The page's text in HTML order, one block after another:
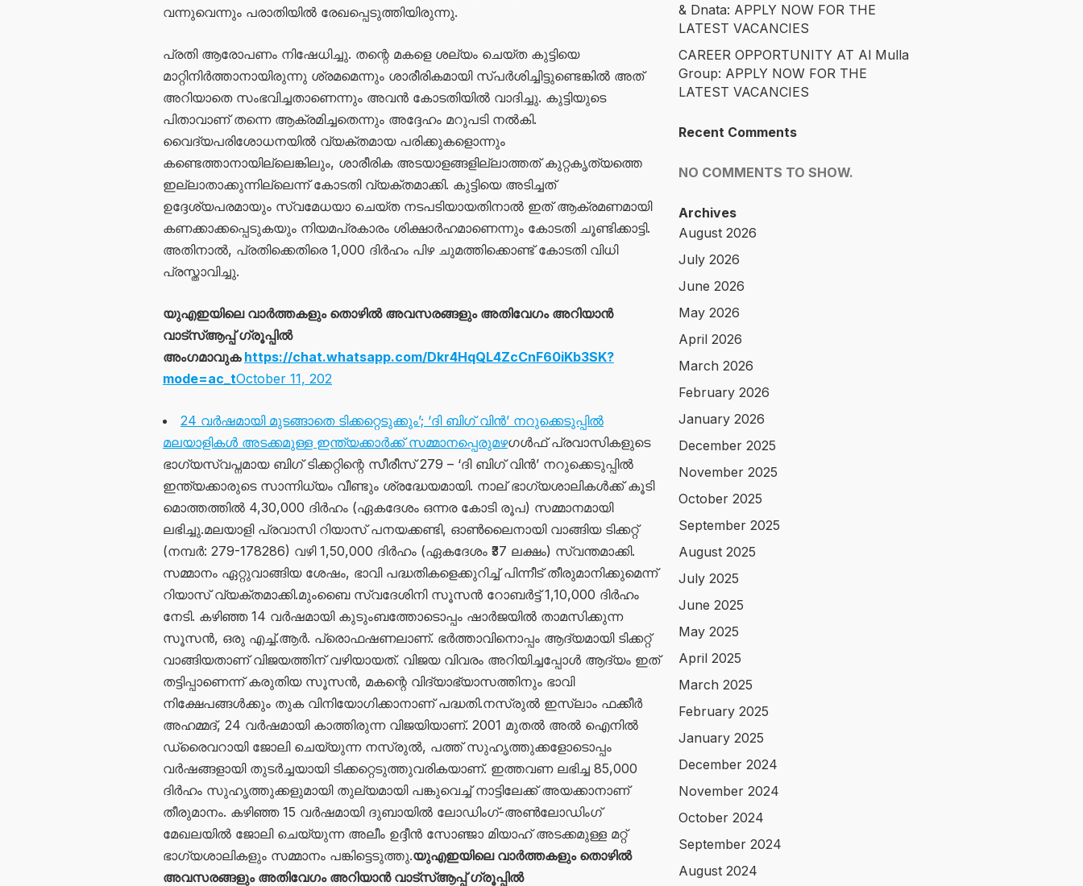
വന്നുവെന്നും പരാതിയിൽ രേഖപ്പെടുത്തിയിരുന്നു.
പ്രതി ആരോപണം നിഷേധിച്ചു. തന്റെ മകളെ ശല്യം ചെയ്ത കുട്ടിയെ
മാറ്റിനിർത്താനായിരുന്നു ശ്രമമെന്നും ശാരീരികമായി സ്പർശിച്ചിട്ടുണ്ടെങ്കിൽ അത്
അറിയാതെ സംഭവിച്ചതാണെന്നും അവൻ കോടതിയിൽ വാദിച്ചു. കുട്ടിയുടെ
പിതാവാണ് തന്നെ ആക്രമിച്ചതെന്നും അദ്ദേഹം മറുപടി നൽകി.
വൈദ്യപരിശോധനയിൽ വ്യക്തമായ പരിക്കുകളൊന്നും
കണ്ടെത്താനായില്ലെങ്കിലും, ശാരീരിക അടയാളങ്ങളില്ലാത്തത് കുറ്റകൃത്യത്തെ
ഇല്ലാതാക്കുന്നില്ലെന്ന് കോടതി വ്യക്തമാക്കി. കുട്ടിയെ അടിച്ചത്
ഉദ്ദേശ്യപരമായും സ്വമേധയാ ചെയ്ത നടപടിയായതിനാൽ ഇത് ആക്രമണമായി
കണക്കാക്കപ്പെടുകയും നിയമപ്രകാരം ശിക്ഷാർഹമാണെന്നും കോടതി ചൂണ്ടിക്കാട്ടി.
അതിനാൽ, പ്രതിക്കെതിരെ 1,000 ദിർഹം പിഴ ചുമത്തിക്കൊണ്ട് കോടതി വിധി
പ്രസ്താവിച്ചു.
യുഎഇയിലെ വാർത്തകളും തൊഴിൽ അവസരങ്ങളും അതിവേഗം അറിയാൻ
വാട്സ്ആപ്പ് ഗ്രൂപ്പിൽ
അംഗമാവുക https://chat.whatsapp.com/Dkr4HqQL4ZcCnF60iKb3SK?
mode=ac_tOctober 11, 202
24 വര്‍ഷമായി മുടങ്ങാതെ ടിക്കറ്റെടുക്കും’; ‘ദി ബിഗ് വിൻ’ നറുക്കെടുപ്പിൽ
മലയാളികള്‍ അടക്കമുള്ള ഇന്ത്യക്കാര്‍ക്ക് സമ്മാനപ്പെരുമഴഗൾഫ് പ്രവാസികളുടെ
ഭാഗ്യസ്വപ്നമായ ബിഗ് ടിക്കറ്റിന്റെ സീരീസ് 279 – ‘ദി ബിഗ് വിൻ’ നറുക്കെടുപ്പിൽ
ഇന്ത്യക്കാരുടെ സാന്നിധ്യം വീണ്ടും ശ്രദ്ധേയമായി. നാല് ഭാഗ്യശാലികൾക്ക് കൂടി
മൊത്തത്തിൽ 4,30,000 ദിർഹം (ഏകദേശം ഒന്നര കോടി രൂപ) സമ്മാനമായി
ലഭിച്ചു.മലയാളി പ്രവാസി റിയാസ് പനയക്കണ്ടി, ഓൺലൈനായി വാങ്ങിയ ടിക്കറ്റ്
(നമ്പർ: 279-178286) വഴി 1,50,000 ദിർഹം (ഏകദേശം ₹37 ലക്ഷം) സ്വന്തമാക്കി.
സമ്മാനം ഏറ്റുവാങ്ങിയ ശേഷം, ഭാവി പദ്ധതികളെക്കുറിച്ച് പിന്നീട് തീരുമാനിക്കുമെന്ന്
റിയാസ് വ്യക്തമാക്കി.മുംബൈ സ്വദേശിനി സൂസൻ റോബർട്ട് 1,10,000 ദിർഹം
നേടി. കഴിഞ്ഞ 14 വർഷമായി കുടുംബത്തോടൊപ്പം ഷാർജയിൽ താമസിക്കുന്ന
സൂസൻ, ഒരു എച്ച്.ആർ. പ്രൊഫഷണലാണ്. ഭർത്താവിനൊപ്പം ആദ്യമായി ടിക്കറ്റ്
വാങ്ങിയതാണ് വിജയത്തിന് വഴിയായത്. വിജയ വിവരം അറിയിച്ചപ്പോൾ ആദ്യം ഇത്
തട്ടിപ്പാണെന്ന് കരുതിയ സൂസൻ, മകന്റെ വിദ്യാഭ്യാസത്തിനും ഭാവി
നിക്ഷേപങ്ങൾക്കും തുക വിനിയോഗിക്കാനാണ് പദ്ധതി.നസ്രുൽ ഇസ്‌ലാം ഫക്കീർ
അഹമ്മദ്, 24 വർഷമായി കാത്തിരുന്ന വിജയിയാണ്. 2001 മുതൽ അൽ ഐനിൽ
ഡ്രൈവറായി ജോലി ചെയ്യുന്ന നസ്രുൽ, പത്ത് സുഹൃത്തുക്കളോടൊപ്പം
വർഷങ്ങളായി തുടർച്ചയായി ടിക്കറ്റെടുത്തുവരികയാണ്. ഇത്തവണ ലഭിച്ച 85,000
ദിർഹം സുഹൃത്തുക്കളുമായി തുല്യമായി പങ്കുവെച്ച് നാട്ടിലേക്ക് അയക്കാനാണ്
തീരുമാനം. കഴിഞ്ഞ 15 വർഷമായി ദുബായിൽ ലോഡിംഗ്-അൺലോഡിംഗ്
മേഖലയിൽ ജോലി ചെയ്യുന്ന അലീം ഉദ്ദീൻ സോഞ്ജാ മിയാഹ് അടക്കമുള്ള മറ്റ്
ഭാഗ്യശാലികളും സമ്മാനം പങ്കിട്ടെടുത്തു.യുഎഇയിലെ വാർത്തകളും തൊഴിൽ
അവസരങ്ങളും അതിവേഗം അറിയാൻ വാട്സ്ആപ്പ് ഗ്രൂപ്പിൽ
& Dnata: APPLY NOW FOR THE
LATEST VACANCIES
CAREER OPPORTUNITY AT Al Mulla
Group: APPLY NOW FOR THE
LATEST VACANCIES
Recent Comments
NO COMMENTS TO SHOW.
Archives
August 2026
July 2026
June 2026
May 2026
April 2026
March 2026
February 2026
January 2026
December 2025
November 2025
October 2025
September 2025
August 2025
July 2025
June 2025
May 2025
April 2025
March 2025
February 2025
January 2025
December 2024
November 2024
October 2024
September 2024
August 2024